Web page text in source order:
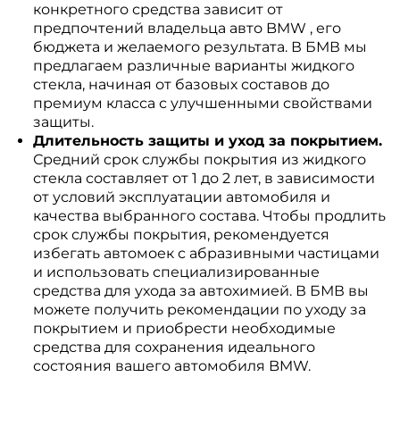
конкретного средства зависит от
предпочтений владельца авто BMW , его
бюджета и желаемого результата. В БМВ мы
предлагаем различные варианты жидкого
стекла, начиная от базовых составов до
премиум класса с улучшенными свойствами
защиты.
Длительность защиты и уход за покрытием.
Средний срок службы покрытия из жидкого
стекла составляет от 1 до 2 лет, в зависимости
от условий эксплуатации автомобиля и
качества выбранного состава. Чтобы продлить
срок службы покрытия, рекомендуется
избегать автомоек с абразивными частицами
и использовать специализированные
средства для ухода за автохимией. В БМВ вы
можете получить рекомендации по уходу за
покрытием и приобрести необходимые
средства для сохранения идеального
состояния вашего автомобиля BMW.